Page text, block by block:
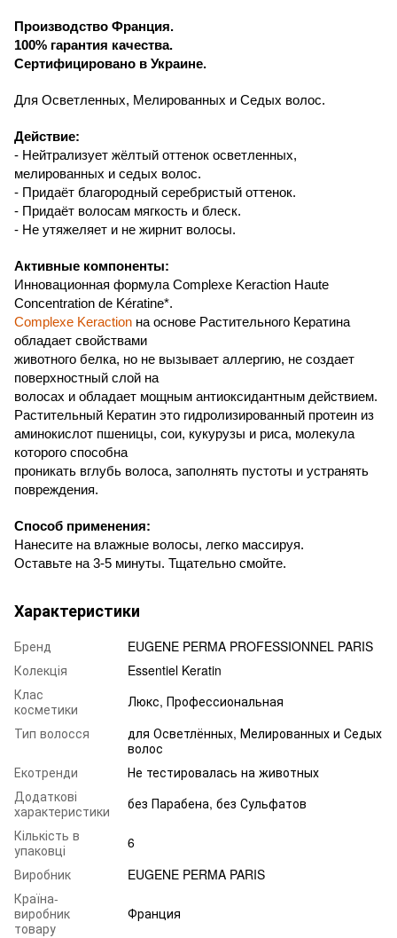
Производство Франция.
100% гарантия качества.
Сертифицировано в Украине.
Для Осветленных, Мелированных и Седых волос.
Действие:
- Нейтрализует жёлтый оттенок осветленных,
мелированных и седых волос.
- Придаёт благородный серебристый оттенок.
- Придаёт волосам мягкость и блеск.
- Не утяжеляет и не жирнит волосы.
Активные компоненты:
Инновационная формула Complexe Keraction Haute
Concentration de Kératine*.
Complexe Keraction на основе Растительного Кератина
обладает свойствами
животного белка, но не вызывает аллергию, не создает
поверхностный слой на
волосах и обладает мощным антиоксидантным действием.
Растительный Кератин это гидролизированный протеин из
аминокислот пшеницы, сои, кукурузы и риса, молекула
которого способна
проникать вглубь волоса, заполнять пустоты и устранять
повреждения.
Способ применения:
Нанесите на влажные волосы, легко массируя.
Оставьте на 3-5 минуты. Тщательно смойте.
Характеристики
Бренд
EUGENE PERMA PROFESSIONNEL PARIS
Колекція
Essentiel Keratin
Клас
косметики
Люкс, Профессиональная
Тип волосся
для Осветлённых, Мелированных и Седых
волос
Екотренди
Не тестировалась на животных
Додаткові
характеристики
без Парабена, без Сульфатов
Кількість в
упаковці
6
Виробник
EUGENE PERMA PARIS
Країна-
виробник
товару
Франция